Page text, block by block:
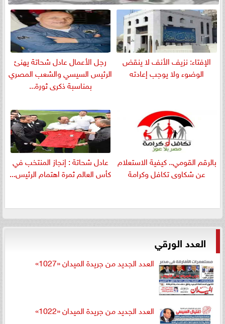
الإفتاء: نزيف الأنف لا ينقض
الوضوء ولا يوجب إعادته
رجل الأعمال عادل شحاتة يهنئ
الرئيس السيسي والشعب المصري
بمناسبة ذكرى ثورة...
بالرقم القومي.. كيفية الاستعلام
عن شكاوى تكافل وكرامة
عادل شحاتة : إنجاز المنتخب في
كأس العالم ثمرة اهتمام الرئيس...
العدد الورقي
العدد الجديد من جريدة الميدان «1027»
العدد الجديد من جريدة الميدان «1022»